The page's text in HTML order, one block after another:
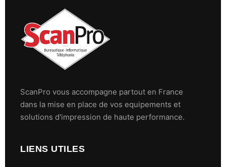
ScanPro vous accompagne partout en France
dans la mise en place de vos equipements et
solutions d'impression de haute performance.
LIENS UTILES